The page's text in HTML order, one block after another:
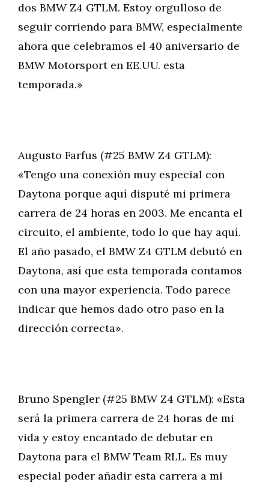
dos BMW Z4 GTLM. Estoy orgulloso de
seguir corriendo para BMW, especialmente
ahora que celebramos el 40 aniversario de
BMW Motorsport en EE.UU. esta
temporada.»
Augusto Farfus (#25 BMW Z4 GTLM):
«Tengo una conexión muy especial con
Daytona porque aquí disputé mi primera
carrera de 24 horas en 2003. Me encanta el
circuito, el ambiente, todo lo que hay aquí.
El año pasado, el BMW Z4 GTLM debutó en
Daytona, así que esta temporada contamos
con una mayor experiencia. Todo parece
indicar que hemos dado otro paso en la
dirección correcta».
Bruno Spengler (#25 BMW Z4 GTLM): «Esta
será la primera carrera de 24 horas de mi
vida y estoy encantado de debutar en
Daytona para el BMW Team RLL. Es muy
especial poder añadir esta carrera a mi